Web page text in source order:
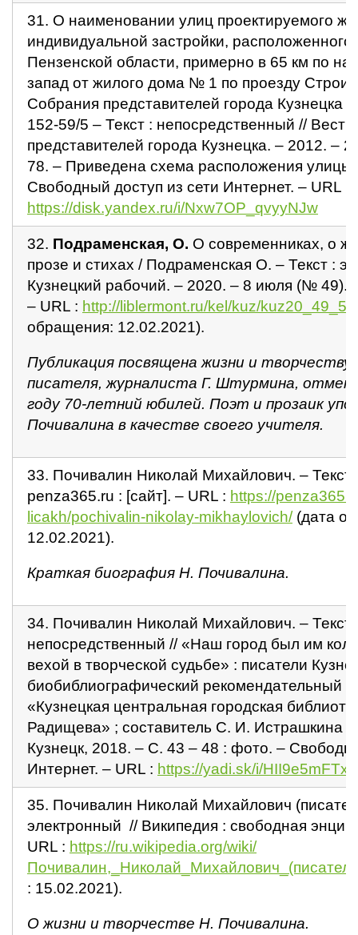
31. О наименовании улиц проектируемого
индивидуальной застройки, расположенного
Пензенской области, примерно в 65 км по
запад от жилого дома № 1 по проезду
Собрания представителей города Кузнецка
152-59/5 – Текст : непосредственный //
представителей города Кузнецка. – 2012. –
78. – Приведена схема расположения улицы
Свободный доступ из сети Интернет. – URL :
https://disk.yandex.ru/i/Nxw7OP_qvyyNJw
32. Подраменская, О. О современниках, о
прозе и стихах / Подраменская О. – Текст :
Кузнецкий рабочий. – 2020. – 8 июля (№
– URL : http://liblermont.ru/kel/kuz/
обращения: 12.02.2021).
Публикация посвящена жизни и творчеству
писателя, журналиста Г. Штурмина,
году 70-летний юбилей. Поэт и прозаик
Почивалина в качестве своего учителя.
33. Почивалин Николай Михайлович. – Текст
penza365.ru : [сайт]. – URL : https://
licakh/pochivalin-nikolay-mikhaylovich/(дата
12.02.2021).
Краткая биография Н. Почивалина.
34. Почивалин Николай Михайлович. – Текст
непосредственный // «Наш город был им
вехой в творческой судьбе» : писатели
биобиблиографический рекомендательный
«Кузнецкая центральная городская
Радищева» ; составитель С. И. Истрашкина .
Кузнецк, 2018. – С. 43 – 48 : фото. –
Интернет. – URL : https://yadi.sk/i/
35. Почивалин Николай Михайлович
электронный // Википедия : свободная
URL : https://ru.wikipedia.org/wiki/
Почивалин,_Николай_Михайлович_(писатель
: 15.02.2021).
О жизни и творчестве Н. Почивалина.